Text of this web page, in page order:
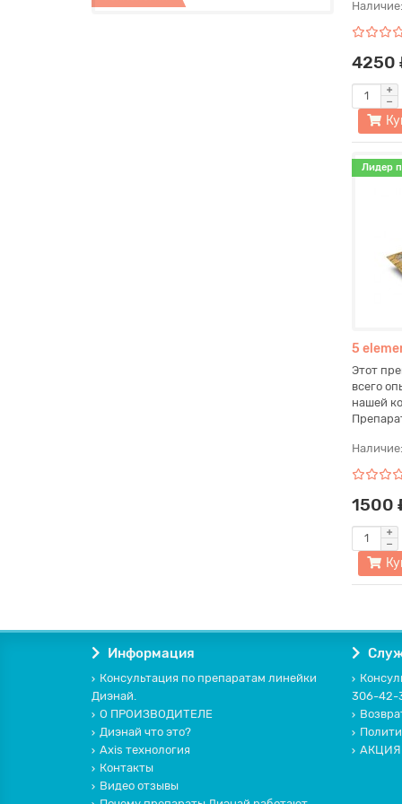
Наличие:
4250
Лидер
5
Этот
всего
нашей
Наличие:
1500
Информация
Консультация по препаратам линейки
Диэнай.
О ПРОИЗВОДИТЕЛЕ
Диэнай что это?
Axis технология
Контакты
Видео отзывы
306-42-
АКЦИЯ